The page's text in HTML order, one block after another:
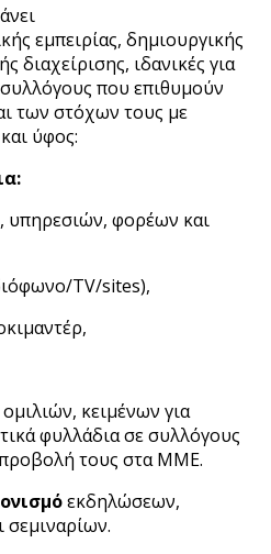
εμπειρίας, δημιουργικής
διαχείρισης, ιδανικές για
συλλόγους που επιθυμούν
των στόχων τους με
ύφος:
υπηρεσιών, φορέων και
TV/sites),
κειμένων για
φυλλάδια σε συλλόγους
τους στα ΜΜΕ.
εκδηλώσεων,